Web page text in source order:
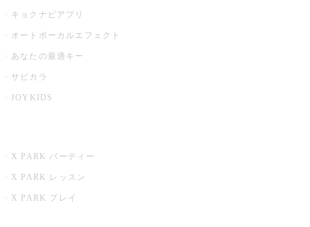
キョクナビアプリ
オートボーカルエフェクト
あなたの最適キー
サビカラ
JOYKIDS
X PARK パーティー
X PARK レッスン
X PARK プレイ